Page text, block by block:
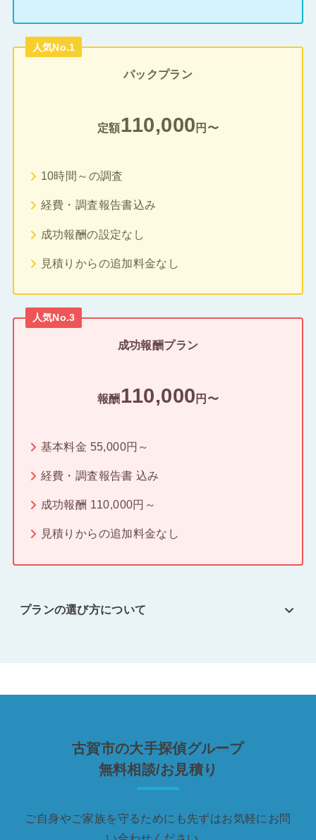
人気No.1
パックプラン
定額110,000 円〜
10時間～の調査
経費・調査報告書込み
成功報酬の設定なし
見積りからの追加料金なし
人気No.3
成功報酬プラン
報酬 110,000 円〜
基本料金 55,000円～
経費・調査報告書 込み
成功報酬 110,000円～
見積りからの追加料金なし
プランの選び方について
古賀市の大手探偵グループ
無料相談/お見積り
ご自身やご家族を守るためにも先ずはお気軽にお問